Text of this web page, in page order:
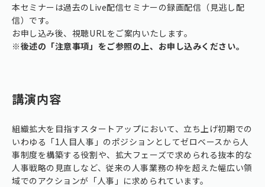
本セミナーは過去のLive配信セミナーの録画配信（見逃し配
信）です。
お申し込み後、視聴URLをご案内いたします。
※後述の「注意事項」をご参照の上、お申し込みください。
講演内容
組織拡大を目指すスタートアップにおいて、立ち上げ初期での
いわゆる「1人目人事」のポジションとしてゼロベースから人
事制度を構築する役割や、拡大フェーズで求められる抜本的な
人事戦略の見直しなど、従来の人事業務の枠を超えた幅広い領
域でのアクションが「人事」に求められています。